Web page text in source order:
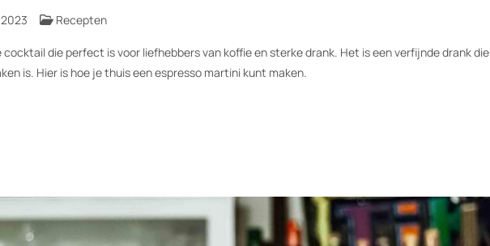
Recepten
cocktail die perfect is voor liefhebbers van koffie en sterke drank. Het is een verfijnde drank die
is. Hier is hoe je thuis een espresso martini kunt maken.